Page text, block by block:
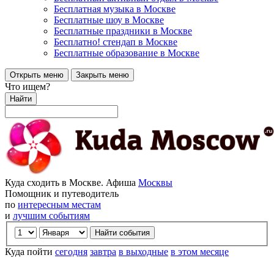
Бесплатная музыка в Москве
Бесплатные шоу в Москве
Бесплатные праздники в Москве
Бесплатно! стендап в Москве
Бесплатные образование в Москве
Открыть меню Закрыть меню
Что ищем?
Найти
Куда сходить в Москве. Афиша Москвы
Помощник и путеводитель
по интересным местам
и лучшим событиям
Куда пойти сегодня завтра в выходные в этом месяце